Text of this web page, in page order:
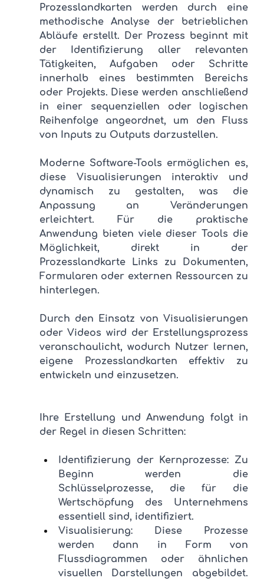
Prozesslandkarten werden durch eine
methodische Analyse der betrieblichen
Abläufe erstellt. Der Prozess beginnt mit
der Identifizierung aller relevanten
Tätigkeiten, Aufgaben oder Schritte
innerhalb eines bestimmten Bereichs
oder Projekts. Diese werden anschließend
in einer sequenziellen oder logischen
Reihenfolge angeordnet, um den Fluss
von Inputs zu Outputs darzustellen.
Moderne Software-Tools ermöglichen es,
diese Visualisierungen interaktiv und
dynamisch zu gestalten, was die
Anpassung an Veränderungen
erleichtert. Für die praktische
Anwendung bieten viele dieser Tools die
Möglichkeit, direkt in der
Prozesslandkarte Links zu Dokumenten,
Formularen oder externen Ressourcen zu
hinterlegen.
Durch den Einsatz von Visualisierungen
oder Videos wird der Erstellungsprozess
veranschaulicht, wodurch Nutzer lernen,
eigene Prozesslandkarten effektiv zu
entwickeln und einzusetzen.
Ihre Erstellung und Anwendung folgt in
der Regel in diesen Schritten:
Identifizierung der Kernprozesse: Zu
Beginn werden die
Schlüsselprozesse, die für die
Wertschöpfung des Unternehmens
essentiell sind, identifiziert.
Visualisierung: Diese Prozesse
werden dann in Form von
Flussdiagrammen oder ähnlichen
visuellen Darstellungen abgebildet.